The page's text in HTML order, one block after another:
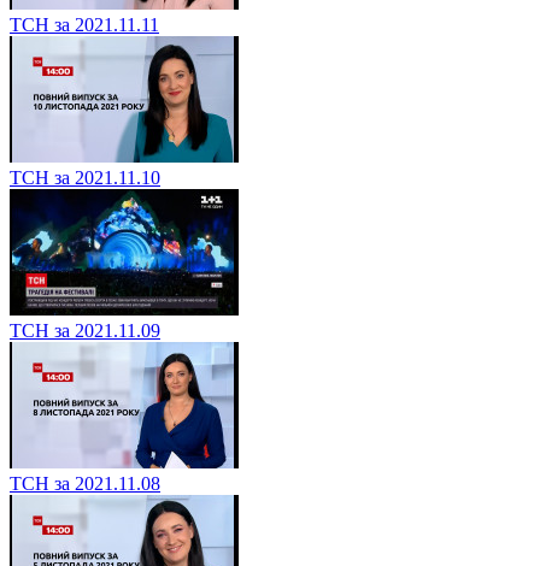
ТСН за 2021.11.11
ТСН за 2021.11.10
ТСН за 2021.11.09
ТСН за 2021.11.08